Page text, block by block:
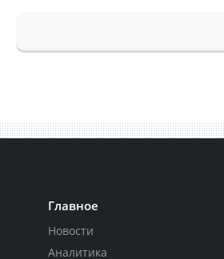
Главное
Новости
Аналитика